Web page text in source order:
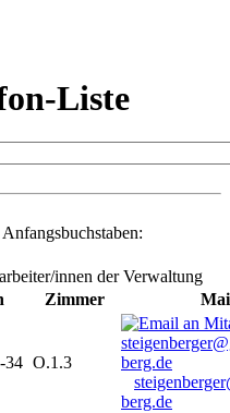
Liste
innen der Verwaltung
Zimmer
34 O.1.3
berg.de